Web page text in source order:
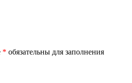
* обязательны для заполнения